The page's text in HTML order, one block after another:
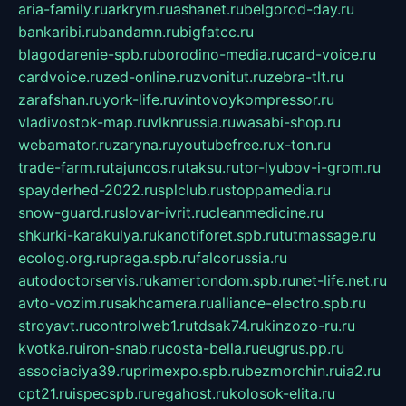
aria-family.ruarkrym.ruashanet.rubelgorod-day.ru
bankaribi.rubandamn.rubigfatcc.ru
blagodarenie-spb.ruborodino-media.rucard-voice.ru
cardvoice.ruzed-online.ruzvonitut.ruzebra-tlt.ru
zarafshan.ruyork-life.ruvintovoykompressor.ru
vladivostok-map.ruvlknrussia.ruwasabi-shop.ru
webamator.ruzaryna.ruyoutubefree.rux-ton.ru
trade-farm.rutajuncos.rutaksu.rutor-lyubov-i-grom.ru
spayderhed-2022.rusplclub.rustoppamedia.ru
snow-guard.ruslovar-ivrit.rucleanmedicine.ru
shkurki-karakulya.rukanotiforet.spb.rututmassage.ru
ecolog.org.rupraga.spb.rufalcorussia.ru
autodoctorservis.rukamertondom.spb.runet-life.net.ru
avto-vozim.rusakhcamera.rualliance-electro.spb.ru
stroyavt.rucontrolweb1.rutdsak74.rukinzozo-ru.ru
kvotka.ruiron-snab.rucosta-bella.rueugrus.pp.ru
associaciya39.ruprimexpo.spb.rubezmorchin.ruia2.ru
cpt21.ruispecspb.ruregahost.rukolosok-elita.ru